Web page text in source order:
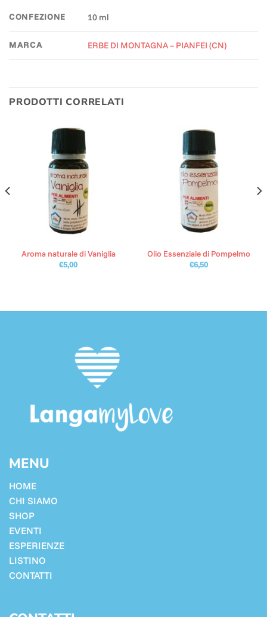
CONFEZIONE 10 ml
MARCA ERBE DI MONTAGNA – PIANFEI (CN)
PRODOTTI CORRELATI
Aroma naturale di Vaniglia
€5,00
Olio Essenziale di Pompelmo
€6,50
MENU
HOME
CHI SIAMO
SHOP
EVENTI
ESPERIENZE
LISTINO
CONTATTI